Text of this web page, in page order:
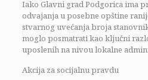
Iako Glavni grad Podgorica ima
odvajanja u posebne opštine
stvarnog uvećanja broja
moglo posmatrati kao ključni
uposlenih na nivou lokalne
Akcija za socijalnu pravdu